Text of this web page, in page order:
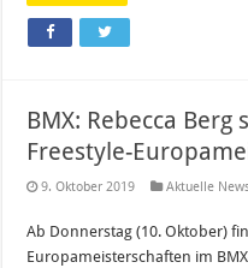
BMX: Rebecca
Freestyle-
9. Oktober 2019 Aktuelle
Ab Donnerstag (10. Oktober)
Europameisterschaften im